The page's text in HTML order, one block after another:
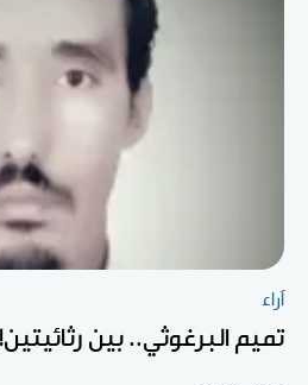
آراء
تميم البرغوثي.. بين رثائيتين!